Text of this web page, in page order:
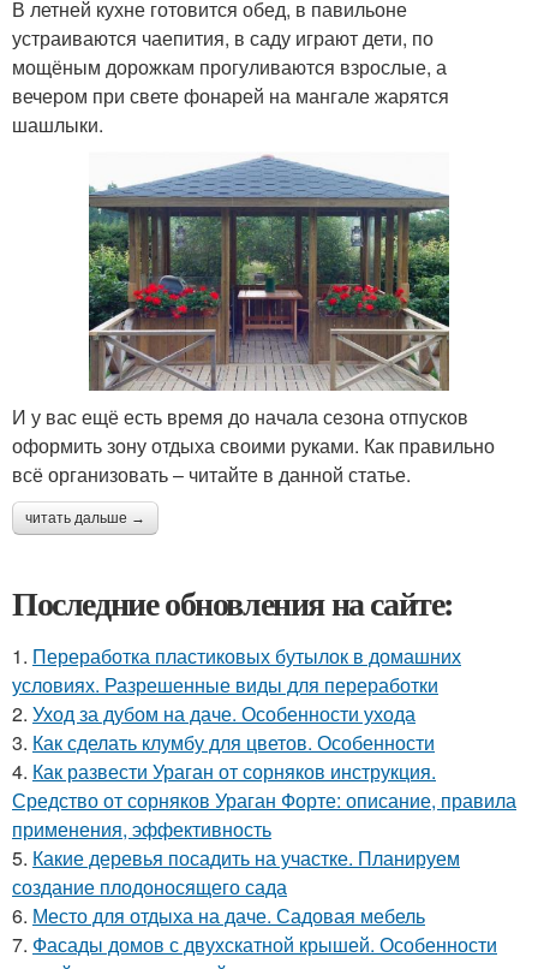
В летней кухне готовится обед, в павильоне
устраиваются чаепития, в саду играют дети, по
мощёным дорожкам прогуливаются взрослые, а
вечером при свете фонарей на мангале жарятся
шашлыки.
И у вас ещё есть время до начала сезона отпусков
оформить зону отдыха своими руками. Как правильно
всё организовать – читайте в данной статье.
читать дальше →
Последние обновления на сайте:
1. Переработка пластиковых бутылок в домашних
условиях. Разрешенные виды для переработки
2. Уход за дубом на даче. Особенности ухода
3. Как сделать клумбу для цветов. Особенности
4. Как развести Ураган от сорняков инструкция.
Средство от сорняков Ураган Форте: описание, правила
применения, эффективность
5. Какие деревья посадить на участке. Планируем
создание плодоносящего сада
6. Место для отдыха на даче. Садовая мебель
7. Фасады домов с двухскатной крышей. Особенности